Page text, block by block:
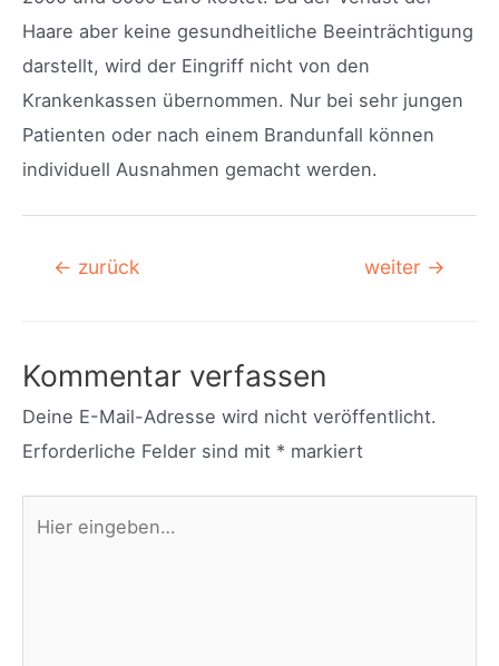
Haare aber keine gesundheitliche Beeinträchtigung
darstellt, wird der Eingriff nicht von den
Krankenkassen übernommen. Nur bei sehr jungen
Patienten oder nach einem Brandunfall können
individuell Ausnahmen gemacht werden.
Beitragsnavigation
← zurück weiter →
Kommentar verfassen
Deine E-Mail-Adresse wird nicht veröffentlicht.
Erforderliche Felder sind mit * markiert